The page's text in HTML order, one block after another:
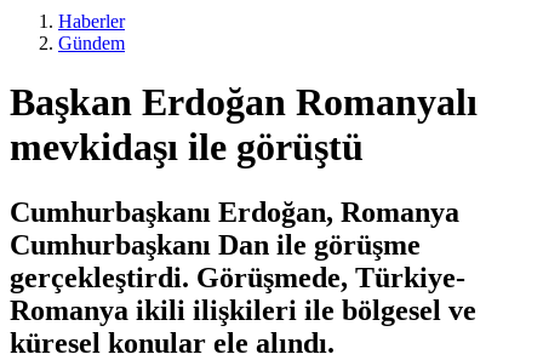
Haberler
Gündem
Başkan Erdoğan Romanyalı
mevkidaşı ile görüştü
Cumhurbaşkanı Erdoğan, Romanya
Cumhurbaşkanı Dan ile görüşme
gerçekleştirdi. Görüşmede, Türkiye-
Romanya ikili ilişkileri ile bölgesel ve
küresel konular ele alındı.